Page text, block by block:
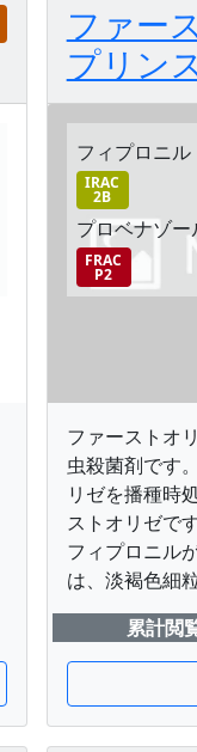
ファー
プリン
フィプロニル
IRAC
2B
プロベナゾー
FRAC
P2
ファーストオ
虫殺菌剤です
リゼを播種時
ストオリゼで
フィプロニル
は、淡褐色細
累計閲